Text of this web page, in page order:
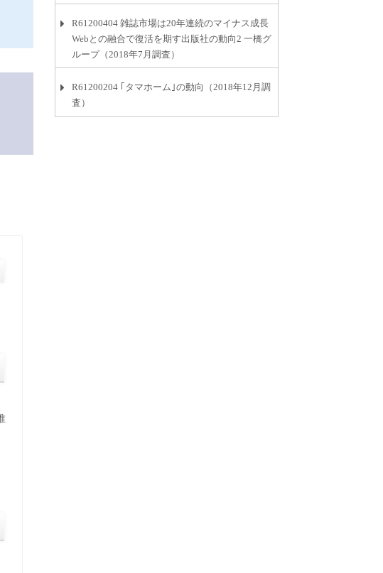
R61200404 雑誌市場は20年連続のマイナス成長
Webとの融合で復活を期す出版社の動向2 一橋グ
ループ（2018年7月調査）
R61200204 ｢タマホーム｣の動向（2018年12月調
査）